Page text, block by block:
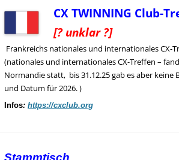
CX TWINNING Club-
[? unklar ?]
Frankreichs nationales und internationales CX-
(nationales und internationales CX-Treffen –
Normandie statt, bis 31.12.25 gab es aber keine
und Datum für 2026. )
Infos: https://cxclub.org
Stammtisch